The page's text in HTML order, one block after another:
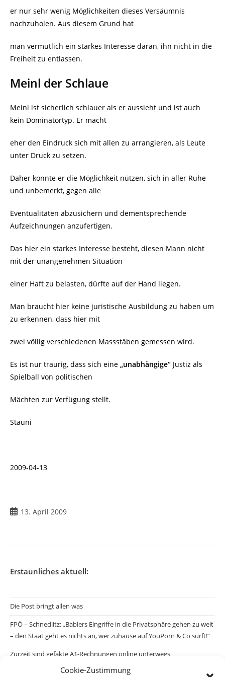
Cookie-Zustimmung
er nur sehr wenig Möglichkeiten dieses Versäumnis
nachzuholen. Aus diesem Grund hat
man vermutlich ein starkes Interesse daran, ihn nicht in die
Freiheit zu entlassen.
Meinl der Schlaue
Meinl ist sicherlich schlauer als er aussieht und ist auch
kein Dominatortyp. Er macht
eher den Eindruck sich mit allen zu arrangieren, als Leute
unter Druck zu setzen.
Daher konnte er die Möglichkeit nützen, sich in aller Ruhe
und unbemerkt, gegen alle
Eventualitäten abzusichern und dementsprechende
Aufzeichnungen anzufertigen.
Das hier ein starkes Interesse besteht, diesen Mann nicht
mit der unangenehmen Situation
einer Haft zu belasten, dürfte auf der Hand liegen.
Man braucht hier keine juristische Ausbildung zu haben um
zu erkennen, dass hier mit
zwei völlig verschiedenen Massstäben gemessen wird.
Es ist nur traurig, dass sich eine „unabhängige“ Justiz als
Spielball von politischen
Mächten zur Verfügung stellt.
Stauni
2009-04-13
Beitrag13. April 2009
Erstaunliches aktuell:
Die Post bringt allen was
FPÖ – Schnedlitz: „Bablers Eingriffe in die Privatsphäre gehen zu weit
– den Staat geht es nichts an, wer zuhause auf YouPorn & Co surft!“
Zurzeit sind gefakte A1-Rechnungen online unterwegs
Salzburgs Juden und ihre Sicherheit: „Erst nach einem Anschlag wäre